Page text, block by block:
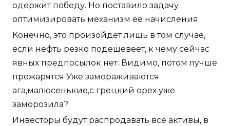
одержит победу. Но поставило задачу
оптимизировать механизм ее начисления.
Конечно, это произойдёт лишь в том случае,
если нефть резко подешевеет, к чему сейчас
явных предпосылок нет. Видимо, потом лучше
прожарятся Уже замораживаются
ага,малюсенькие,с грецкий орех уже
заморозила?
Инвесторы будут распродавать все активы, в